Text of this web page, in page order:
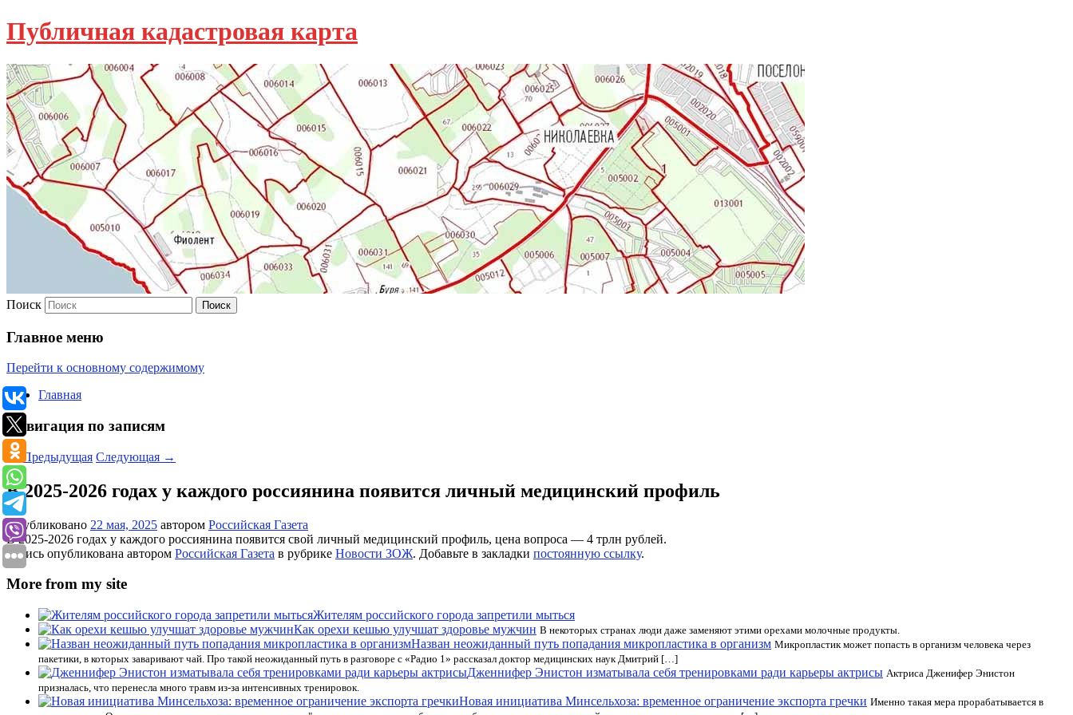
Публичная кадастровая карта
Поиск
Главное меню
Перейти к основному содержимому
Главная
Навигация по записям
←Предыдущая Следующая →
В 2025-2026 годах у каждого россиянина появится личный медицинский профиль
Опубликовано 22 мая, 2025 автором Российская Газета
В 2025-2026 годах у каждого россиянина появится свой личный медицинский профиль, цена вопроса — 4 трлн рублей.
Запись опубликована автором Российская Газета в рубрике Новости ЗОЖ. Добавьте в закладки постоянную ссылку.
More from my site
Жителям российского города запретили мыться
Как орехи кешью улучшат здоровье мужчин В некоторых странах люди даже заменяют этими орехами молочные продукты.
Назван неожиданный путь попадания микропластика в организм Микропластик может попасть в организм человека через
пакетики, в которых заваривают чай. Про такой неожиданный путь в разговоре с «Радио 1» рассказал доктор медицинских наук Дмитрий […]
Дженнифер Энистон изматывала себя тренировками ради карьеры актрисы Актриса Дженифер Энистон
призналась, что перенесла много травм из-за интенсивных тренировок.
Новая инициатива Минсельхоза: временное ограничение экспорта гречки Именно такая мера прорабатывается в